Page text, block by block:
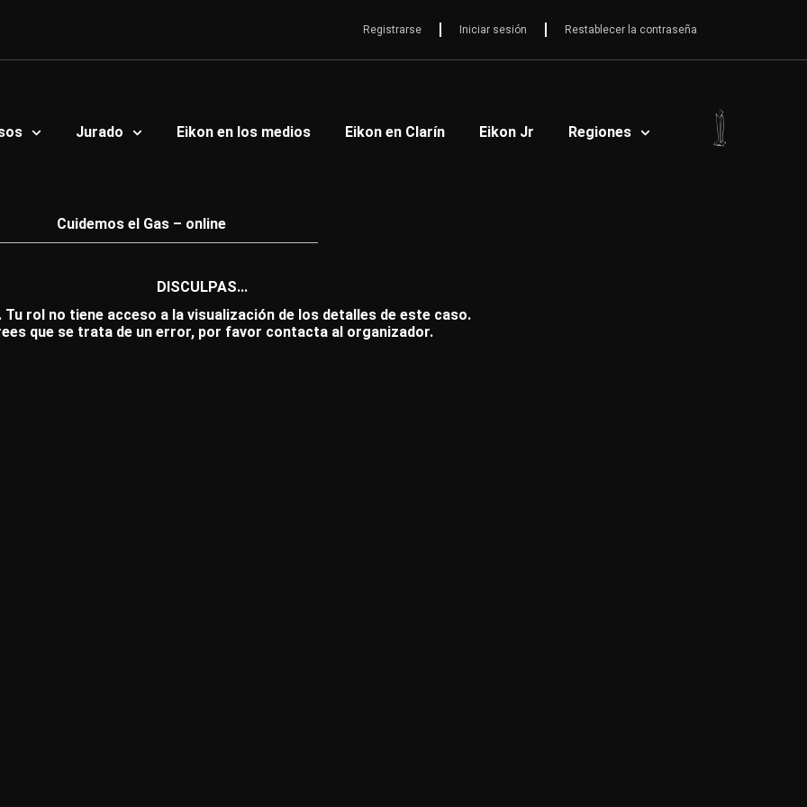
Registrarse Iniciar sesión Restablecer la contraseña
Jurado Eikon en los medios Eikon en Clarín Eikon Jr Regiones
Cuidemos el Gas – online
DISCULPAS...
Tu rol no tiene acceso a la visualización de los detalles de este caso.
que se trata de un error, por favor contacta al organizador.